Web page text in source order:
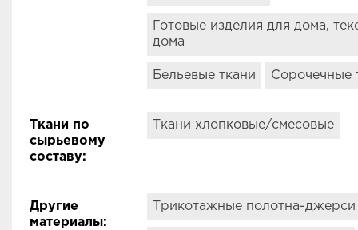
Готовые изделия для дома,
дома
Бельевые ткани Сорочечные
Ткани по
сырьевому
составу:
Ткани хлопковые/смесовые
Другие
материалы:
Трикотажные полотна-джерси